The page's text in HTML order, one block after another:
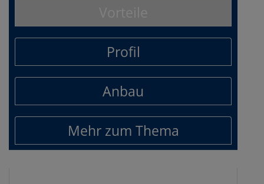
Profil
Anbau
Mehr zum Thema